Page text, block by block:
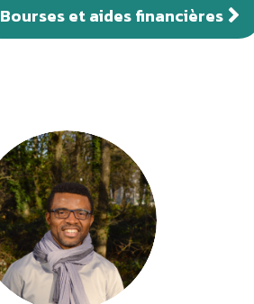
Bourses et aides financières